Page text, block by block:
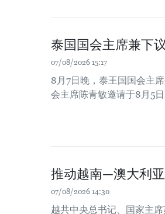
泰国国会主席兼下
07/08/2026 15:17
8月7日晚，泰王国国会主
会主席陈青敏邀请于8月5
推动越南—澳大利
07/08/2026 14:30
越共中央总书记、国家主